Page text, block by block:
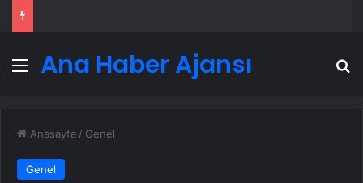
Menü
Ana Haber Ajansı
Anasayfa / Genel
Genel